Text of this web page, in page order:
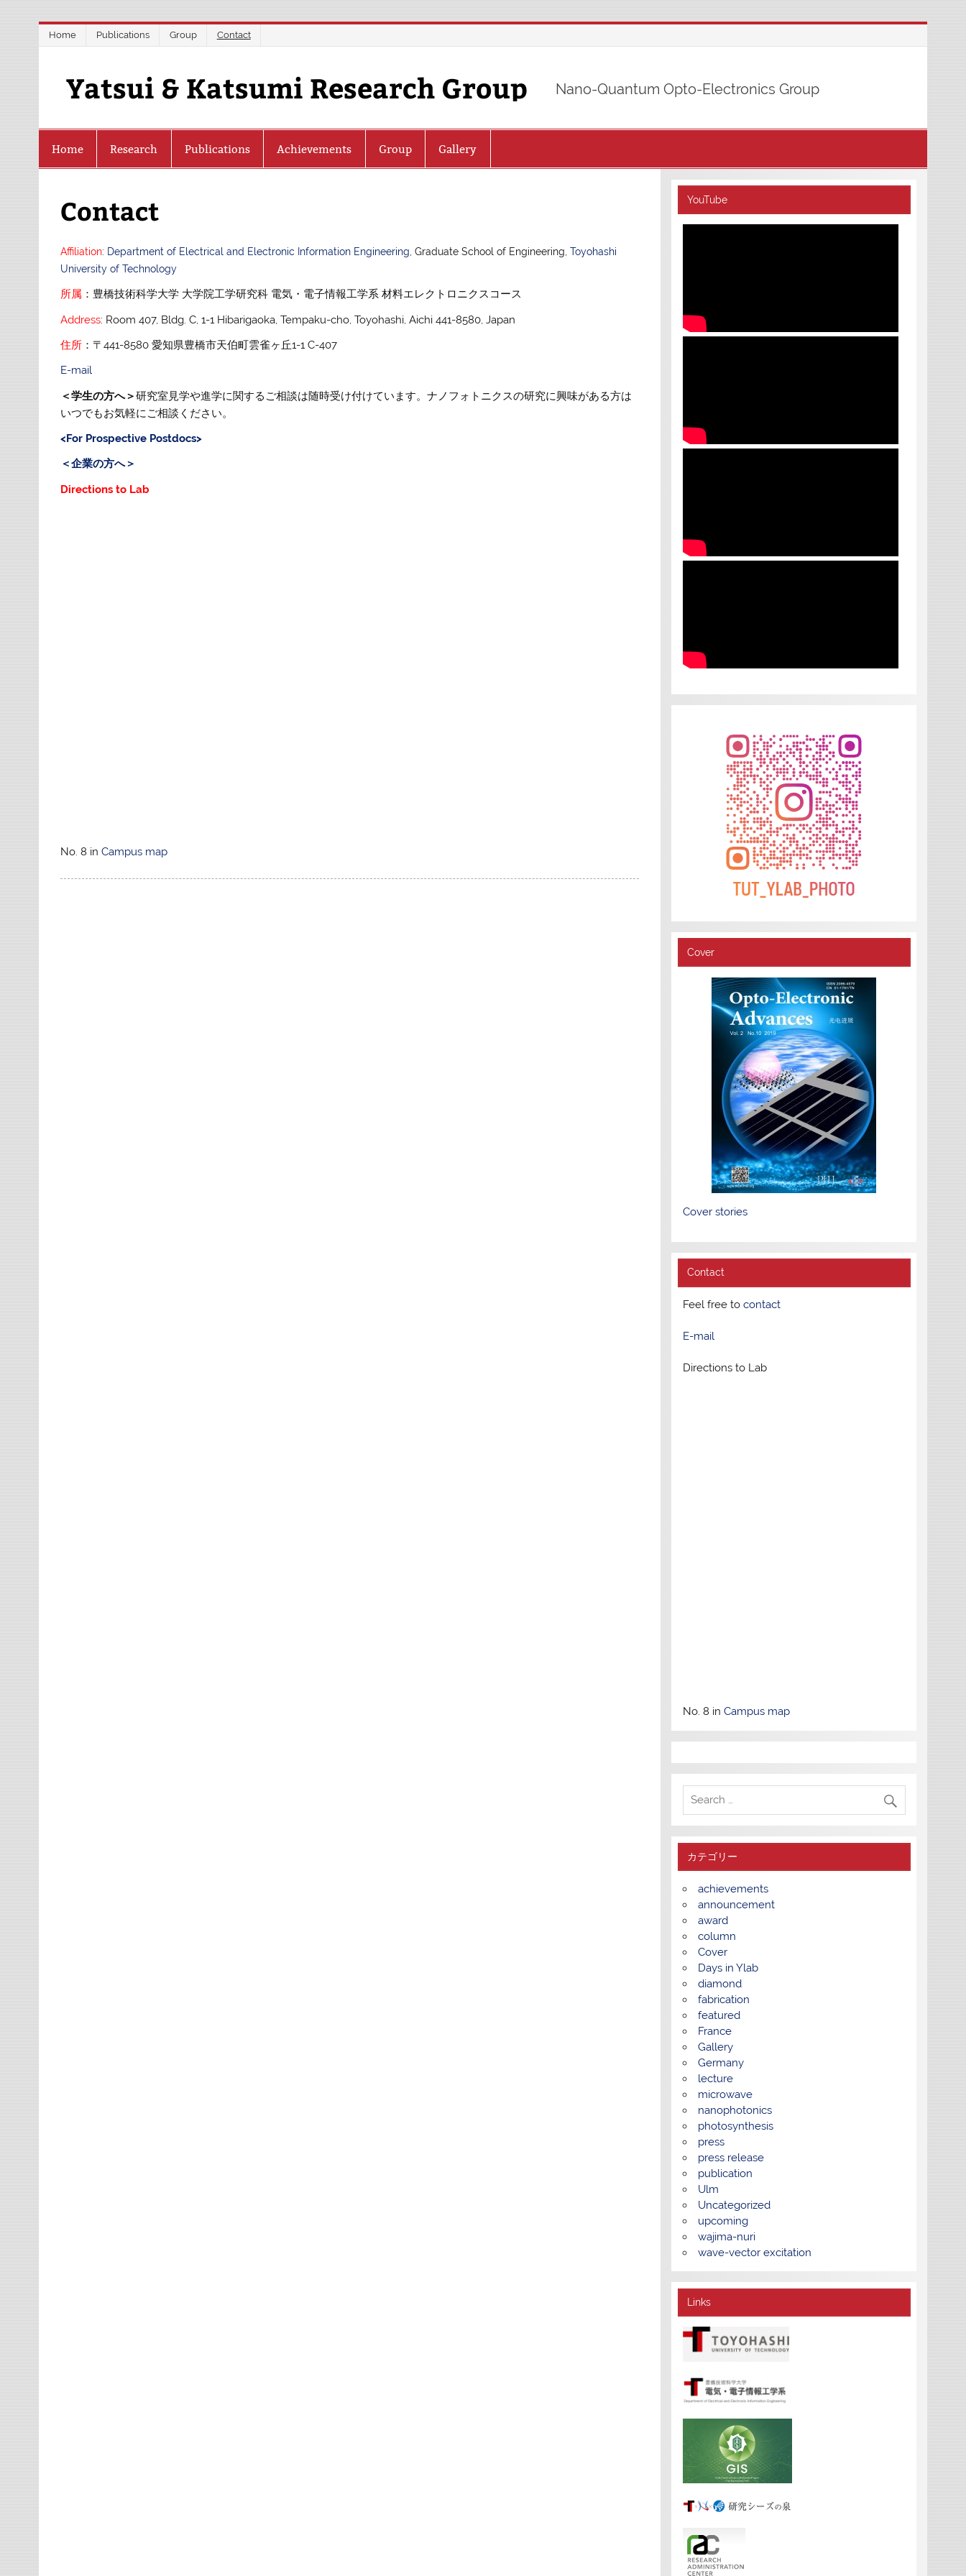
Home Publications Group Contact
Yatsui & Katsumi Research Group Nano-Quantum Opto-Electronics Group
Home Research Publications Achievements Group Gallery
Contact
Affiliation: Department of Electrical and Electronic Information Engineering , Graduate School of Engineering,Toyohashi
University of Technology
所属 ：豊橋技術科学大学 大学院工学研究科 電気・電子情報工学系 材料エレクトロニクスコース
Address: Room 407, Bldg. C, 1-1 Hibarigaoka, Tempaku-cho, Toyohashi, Aichi 441-8580, Japan
住所 ：〒441-8580 愛知県豊橋市天伯町雲雀ヶ丘1-1 C-407
E-mail
＜学生の方へ＞研究室見学や進学に関するご相談は随時受け付けています。ナノフォトニクスの研究に興味がある方は
いつでもお気軽にご相談ください。
<For Prospective Postdocs>
＜企業の方へ＞
Directions to Lab
No. 8 inCampus map
YouTube
Cover
Cover stories
Contact
Feel free to contact
E-mail
Directions to Lab
No. 8 in Campus map
カテゴリー
achievements
announcement
award
column
Cover
Days in Ylab
diamond
fabrication
featured
France
Gallery
Germany
lecture
microwave
nanophotonics
photosynthesis
press
press release
publication
Ulm
Uncategorized
upcoming
wajima-nuri
wave-vector excitation
Links